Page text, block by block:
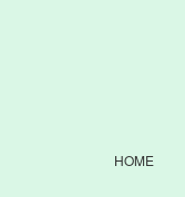
HOME